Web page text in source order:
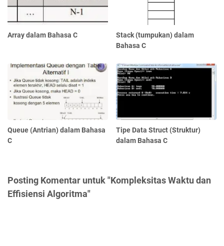
Array dalam Bahasa C
Stack (tumpukan) dalam
Bahasa C
Queue (Antrian) dalam Bahasa
C
Tipe Data Struct (Struktur)
dalam Bahasa C
Posting Komentar untuk "Kompleksitas Waktu dan
Effisiensi Algoritma"